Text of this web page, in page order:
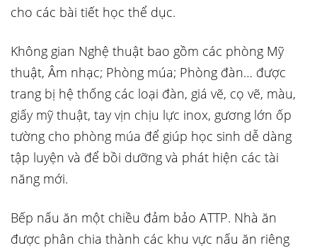
cho các bài tiết học thể dục.
Không gian Nghệ thuật bao gồm các phòng Mỹ
thuật, Âm nhạc; Phòng múa; Phòng đàn… được
trang bị hệ thống các loại đàn, giá vẽ, cọ vẽ, màu,
giấy mỹ thuật, tay vịn chịu lực inox, gương lớn ốp
tường cho phòng múa để giúp học sinh dễ dàng
tập luyện và để bồi dưỡng và phát hiện các tài
năng mới.
Bếp nấu ăn một chiều đảm bảo ATTP. Nhà ăn
được phân chia thành các khu vực nấu ăn riêng